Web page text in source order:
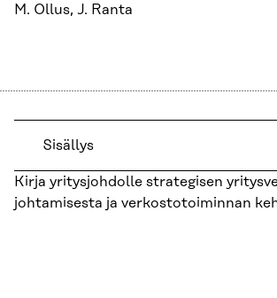
M. Ollus, J. Ranta
Sisällys
Kirja yritysjohdolle strategisen
johtamisesta ja verkostotoiminnan